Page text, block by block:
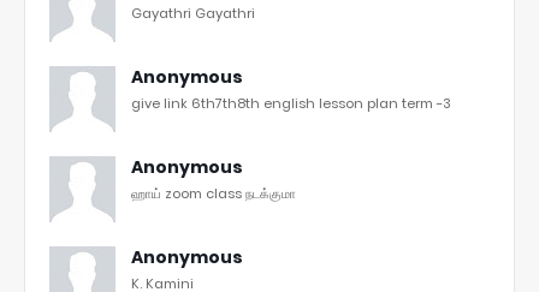
Gayathri Gayathri
Anonymous
give link 6th7th8th english lesson plan term -3
Anonymous
ஹாய் zoom class நடக்குமா
Anonymous
K. Kamini